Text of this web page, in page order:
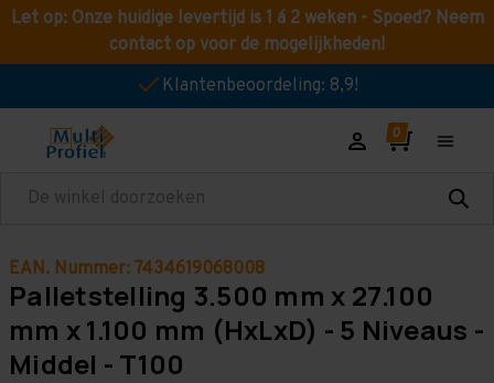
Let op: Onze huidige levertijd is 1 á 2 weken - Spoed? Neem
contact op voor de mogelijkheden!
Klantenbeoordeling: 8,9!
Zoeken
EAN. Nummer: 7434619068008
Palletstelling 3.500 mm x 27.100
mm x 1.100 mm (HxLxD) - 5 Niveaus -
Middel - T100